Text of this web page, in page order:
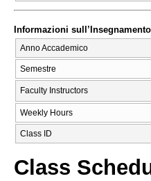
Informazioni sull’Insegnamento
Anno Accademico
Semestre
Faculty Instructors
Weekly Hours
Class ID
Class